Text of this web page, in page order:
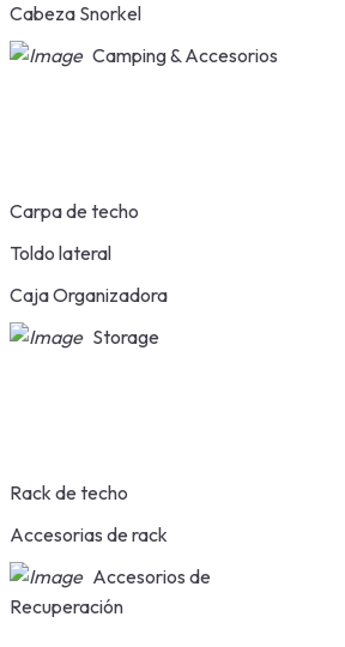
Cabeza Snorkel
Camping & Accesorios
Carpa de techo
Toldo lateral
Caja Organizadora
Storage
Rack de techo
Accesorias de rack
Accesorios de
Recuperación